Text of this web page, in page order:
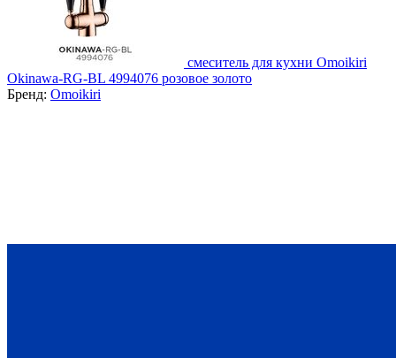
смеситель для кухни Omoikiri
Okinawa-RG-BL 4994076 розовое золото
Бренд: Omoikiri